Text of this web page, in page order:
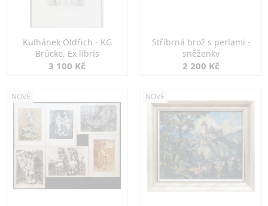
Kulhánek Oldřich - KG
Brücke, Ex libris
3 100 Kč
Stříbrná brož s perlami -
sněženky
2 200 Kč
NOVÉ NOVÉ